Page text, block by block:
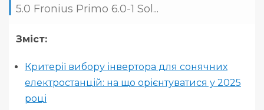
5.0 Fronius Primo 6.0-1 Sol...
Зміст:
Критерії вибору інвертора для сонячних
електростанцій: на що орієнтуватися у 2025
році